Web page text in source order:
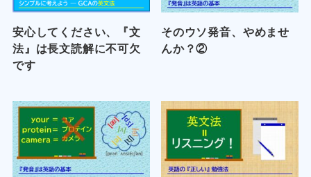
安心してください、『文
法』は長文読解に不可欠
です
そのウソ発音、やめませ
んか？②